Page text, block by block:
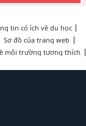
tin có ích về du học
Sơ đồ của trang web
môi trường tương thích